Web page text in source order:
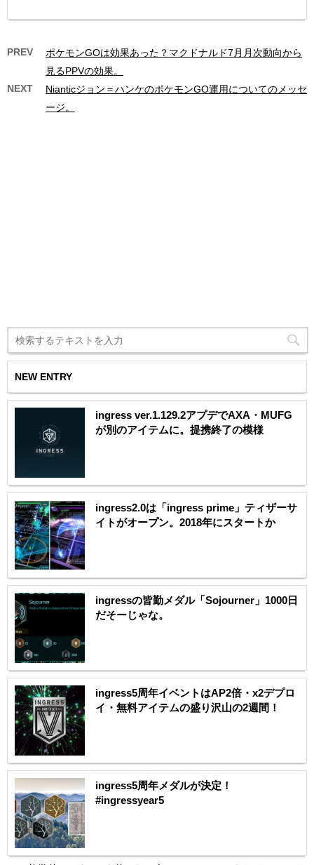
PREV
ポケモンGOは効果あった？マクドナルド7月月次動向から
見るPPVの効果。
NEXT
Nianticジョン＝ハンケのポケモンGO運用についてのメッセ
ージ。
NEW ENTRY
ingress ver.1.129.2アプデでAXA・MUFG
が別のアイテムに。提携終了の模様
ingress2.0は「ingress prime」ティザーサ
イトがオープン。2018年にスタートか
ingressの皆勤メダル「Sojourner」1000日
だそーじゃな。
ingress5周年イベントはAP2倍・x2デプロ
イ・無料アイテムの盛り沢山の2週間！
ingress5周年メダルが決定！
#ingressyear5